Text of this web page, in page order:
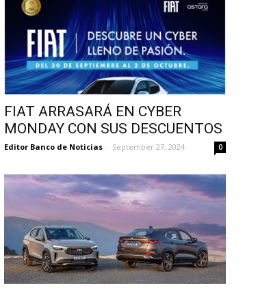
FIAT ARRASARÁ EN CYBER
MONDAY CON SUS DESCUENTOS
Editor Banco de Noticias - September 27, 2024 0